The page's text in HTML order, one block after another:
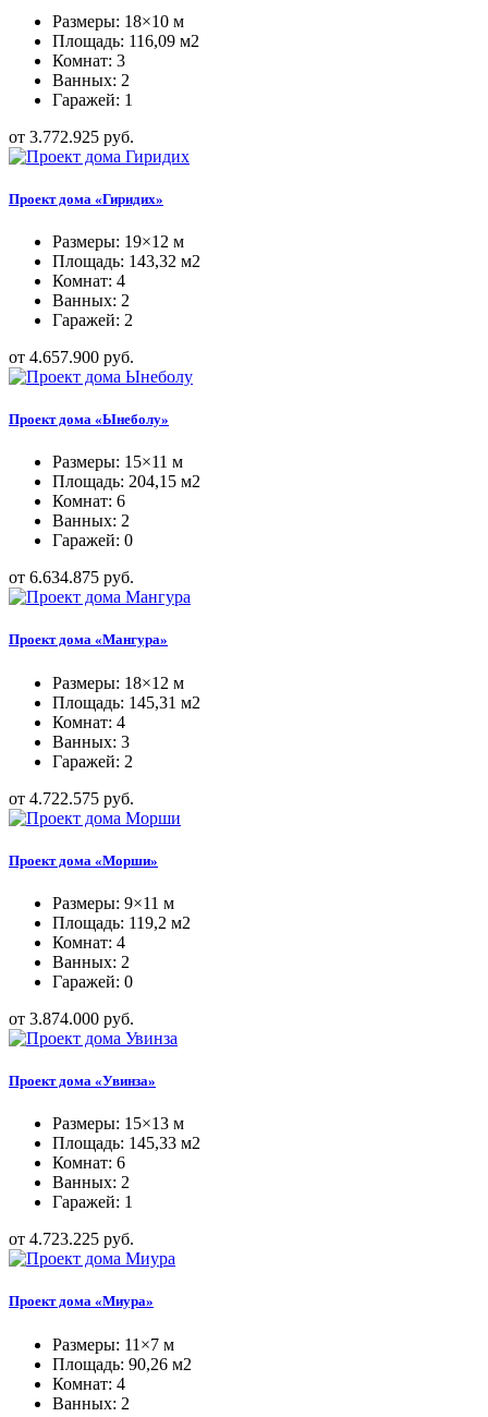
Размеры: 18×10 м
Площадь: 116,09 м2
Комнат: 3
Ванных: 2
Гаражей: 1
от 3.772.925 руб.
Проект дома «Гиридих»
Размеры: 19×12 м
Площадь: 143,32 м2
Комнат: 4
Ванных: 2
Гаражей: 2
от 4.657.900 руб.
Проект дома «Ынеболу»
Размеры: 15×11 м
Площадь: 204,15 м2
Комнат: 6
Ванных: 2
Гаражей: 0
от 6.634.875 руб.
Проект дома «Мангура»
Размеры: 18×12 м
Площадь: 145,31 м2
Комнат: 4
Ванных: 3
Гаражей: 2
от 4.722.575 руб.
Проект дома «Морши»
Размеры: 9×11 м
Площадь: 119,2 м2
Комнат: 4
Ванных: 2
Гаражей: 0
от 3.874.000 руб.
Проект дома «Увинза»
Размеры: 15×13 м
Площадь: 145,33 м2
Комнат: 6
Ванных: 2
Гаражей: 1
от 4.723.225 руб.
Проект дома «Миура»
Размеры: 11×7 м
Площадь: 90,26 м2
Комнат: 4
Ванных: 2